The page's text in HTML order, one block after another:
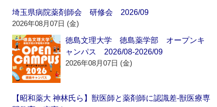
埼玉県病院薬剤師会 研修会 2026/09
2026年08月07日 (金)
徳島文理大学 徳島薬学部 オープンキ
ャンパス 2026/08-2026/09
2026年08月07日 (金)
【昭和薬大 神林氏ら】獣医師と薬剤師に認識差‐獣医療専